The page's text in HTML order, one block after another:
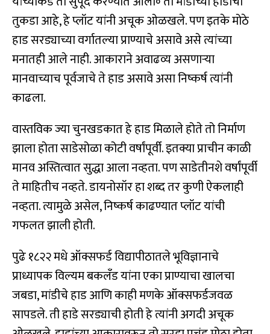
तुकडा आहे, हे प्लॉट यांनी अचूक ओळखले. पण इतके मोठे
हाड सरड्याच्या वर्गातल्या प्राण्याचे असावे असे त्यांच्या
मनातही आले नाही. आकाराने अवाढव्य असणार्‍या
मानवाच्याच पूर्वजाचे ते हाड असावे असा निष्कर्ष त्यांनी
काढला.
वास्तविक ज्या चुनखडकात हे हाड मिळाले होते तो निर्माण
झाला होता साडेसोळा कोटी वर्षांपूर्वी. इतक्या प्राचीन काळी
मानव अस्तित्वात सुद्धा आला नव्हता. पण साडेतीनशे वर्षांपूर्वी
ते माहितीच नव्हते. डायनोसॉर हा शब्द तर कुणी ऐकलाही
नव्हता. त्यामुळे असेल, निष्कर्ष काढण्यात प्लॉट यांची
गफलत झाली होती.
पुढे १८२२ मधे ऑक्सफर्ड विद्यापीठातले भूविज्ञानाचे
प्राध्यापक विल्यम बकलँड यांना एका प्राण्याचा खालचा
जबडा, मांडीचे हाड आणि काही मणके ऑक्सफर्डजवळ
सापडले. ती हाडे सरड्याची होती हे त्यांनी अगदी अचूक